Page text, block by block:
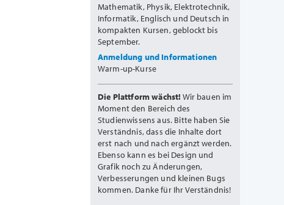
Mathematik, Physik, Elektrotechnik,
Informatik, Englisch und Deutsch in
kompakten Kursen, geblockt bis
September.
Anmeldung und Informationen
Warm-up-Kurse
Die Plattform wächst! Wir bauen im
Moment den Bereich des
Studienwissens aus. Bitte haben Sie
Verständnis, dass die Inhalte dort
erst nach und nach ergänzt werden.
Ebenso kann es bei Design und
Grafik noch zu Änderungen,
Verbesserungen und kleinen Bugs
kommen. Danke für Ihr Verständnis!